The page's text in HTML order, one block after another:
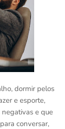
dormir pelos
e esporte,
e que
conversar,